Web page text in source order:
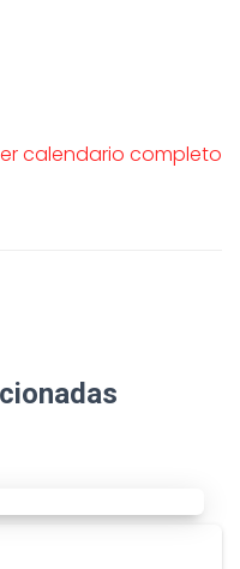
calendario completo